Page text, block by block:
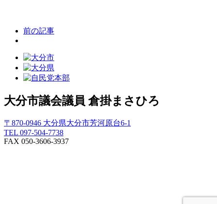
前の記事
大分市議会議員 倉掛まさひろ
〒870-0946 大分県大分市芳河原台6-1
TEL 097-504-7738
FAX 050-3606-3937